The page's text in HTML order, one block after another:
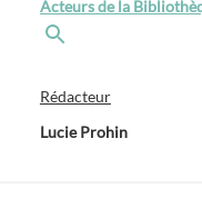
Acteurs de la
Rédacteur
Lucie Prohin